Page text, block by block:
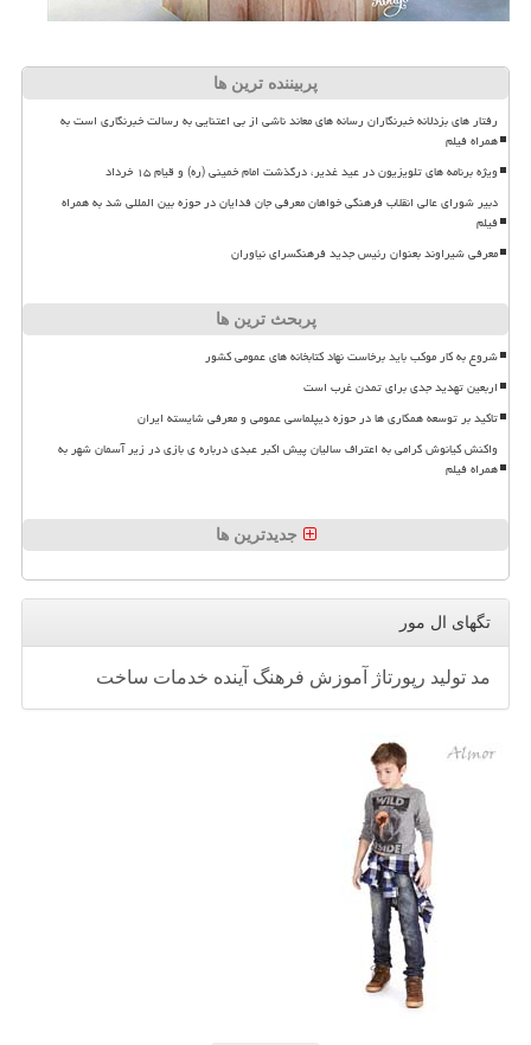
پربیننده ترین ها
رفتار های بزدلانه خبرنگاران رسانه های معاند ناشی از بی اعتنایی به رسالت خبرنگاری است به
همراه فیلم
ویژه برنامه های تلویزیون در عید غدیر، درگذشت امام خمینی (ره) و قیام ۱۵ خرداد
دبیر شورای عالی انقلاب فرهنگی خواهان معرفی جان فدایان در حوزه بین المللی شد به همراه
فیلم
معرفی شیراوند بعنوان رئیس جدید فرهنگسرای نیاوران
پربحث ترین ها
شروع به کار موکب باید برخاست نهاد کتابخانه های عمومی کشور
اربعین تهدید جدی برای تمدن غرب است
تاکید بر توسعه همکاری ها در حوزه دیپلماسی عمومی و معرفی شایسته ایران
واکنش کیانوش گرامی به اعتراف سالیان پیش اکبر عبدی درباره ی بازی در زیر آسمان شهر به
همراه فیلم
جدیدترین ها
تگهای ال مور
مد تولید رپورتاژ آموزش فرهنگ آینده خدمات ساخت